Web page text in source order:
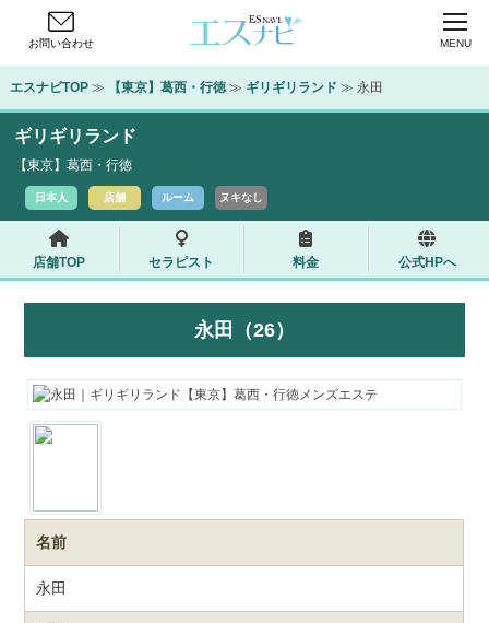
お問い合わせ MENU
エスナビTOP ≫ 【東京】葛西・行徳 ≫ ギリギリランド ≫ 永田
ギリギリランド
【東京】葛西・行徳
日本人 店舗 ルーム ヌキなし
店舗TOP セラピスト 料金 公式HPへ
永田（26）
名前
永田